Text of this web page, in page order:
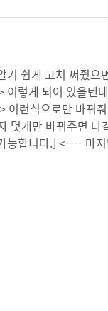
기 쉽게 고쳐 써줬으
이렇게 되어 있을텐
이런식으로만 바꿔
몇개만 바꿔주면 나
능합니다.] <---- 마